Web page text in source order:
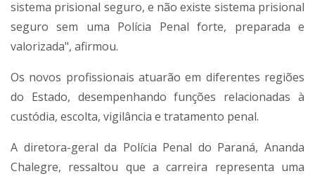
sistema prisional seguro, e não existe sistema prisional
seguro sem uma Polícia Penal forte, preparada e
valorizada", afirmou.
Os novos profissionais atuarão em diferentes regiões
do Estado, desempenhando funções relacionadas à
custódia, escolta, vigilância e tratamento penal.
A diretora-geral da Polícia Penal do Paraná, Ananda
Chalegre, ressaltou que a carreira representa uma